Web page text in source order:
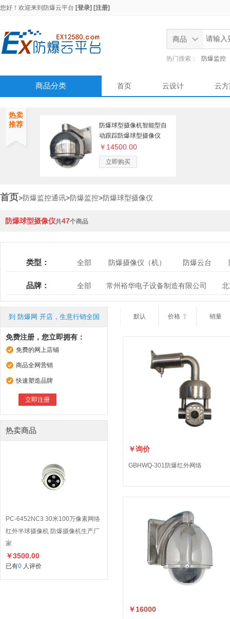
您好！欢迎来到 防爆云平台 [登录] [注册]
商品
热门搜索： 防爆监控
商品分类 首页 云设计 云
热卖
推荐
防爆球型摄像机智能型自
动跟踪防爆球型摄像仪
￥14500.00
立即购买
首页>防爆监控通讯>防爆监控>防爆球型摄像仪
防爆球型摄像仪共47个商品
类型： 全部 防爆摄像仪（机） 防爆云台
品牌： 全部 常州裕华电子设备制造有限公司
北京普安科技有限公司
如皋市安瑞电子有限
南通恒安防爆通信设备科技有限公司
启东
到 防爆网 开店，生意行销全国
免费注册，您立即拥有：
免费的网上店铺
商品全网营销
快速塑造品牌
立即注册
热卖商品
PC-6452NC3 30米100万像素网络
红外半球摄像机 防爆摄像机生产厂
家
￥3500.00
已有0 人评价
默认 价格  销量
￥询价
GBHWQ-301防爆红外网络
￥16000